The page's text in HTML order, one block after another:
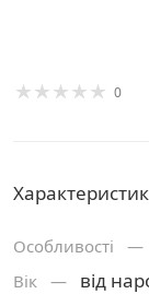
0
Особливості —
Вік — від